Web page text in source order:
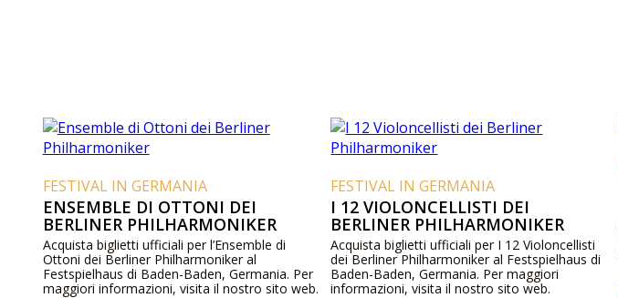
FESTIVAL IN GERMANIA
ENSEMBLE DI OTTONI DEI
BERLINER PHILHARMONIKER
Acquista biglietti ufficiali per l’Ensemble di
Ottoni dei Berliner Philharmoniker al
Festspielhaus di Baden-Baden, Germania. Per
maggiori informazioni, visita il nostro sito web.
FESTIVAL IN GERMANIA
I 12 VIOLONCELLISTI DEI
BERLINER PHILHARMONIKER
Acquista biglietti ufficiali per I 12 Violoncellisti
dei Berliner Philharmoniker al Festspielhaus di
Baden-Baden, Germania. Per maggiori
informazioni, visita il nostro sito web.